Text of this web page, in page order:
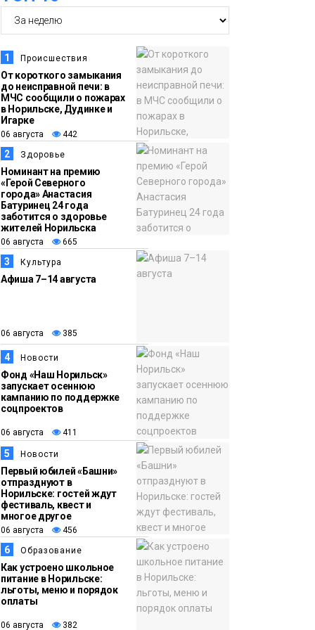
14:36
Плато
Путорана
На плато Путорана
создадут систему
наблюдения за вечной
мерзлотой и очистят
территорию от мусора
13:47
06 августа
Новости
Заполярный
транспортный филиал
в Дудинке
заасфальтировал 47
тысяч «квадратов»
грузовых площадок
13:10
Животные
В Норильске лыжную
появления медведя
12:25
06 августа
Проекты
Медиакомпании
Барнаул обошёл
Красноярск в
списке городов,
откуда приехали
норильчане
1 Происшествия
От короткого замыкания
до неисправной печи: в
МЧС сообщили о пожарах
в Норильске, Дудинке и
Игарке
06 августа 442
2 Здоровье
Номинант на премию
«Герой Северного
города» Анастасия
Батуринец 24 года
заботится о здоровье
жителей Норильска
06 августа 665
3 Культура
Афиша 7–14 августа
06 августа 385
4 Новости
Фонд «Наш Норильск»
запускает осеннюю
кампанию по поддержке
соцпроектов
06 августа 411
5 Новости
Первый юбилей «Башни»
отпразднуют в
Норильске: гостей ждут
фестиваль, квест и
многое другое
06 августа 456
6 Образование
Как устроено школьное
питание в Норильске:
льготы, меню и порядок
оплаты
06 августа 382